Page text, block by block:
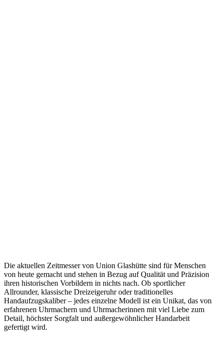
Die aktuellen Zeitmesser von Union Glashütte sind für Menschen
von heute gemacht und stehen in Bezug auf Qualität und Präzision
ihren historischen Vorbildern in nichts nach. Ob sportlicher
Allrounder, klassische Dreizeigeruhr oder traditionelles
Handaufzugskaliber – jedes einzelne Modell ist ein Unikat, das von
erfahrenen Uhrmachern und Uhrmacherinnen mit viel Liebe zum
Detail, höchster Sorgfalt und außergewöhnlicher Handarbeit
gefertigt wird.